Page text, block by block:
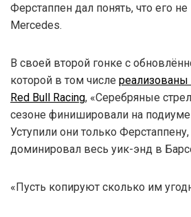
Ферстаппен дал понять, что его не
Mercedes.
В своей второй гонке с
которой в том числе
Red Bull Racing, «Серебряные
сезоне финишировали на
Уступили они только
доминировал весь уик-энд в
«Пусть копируют сколько им